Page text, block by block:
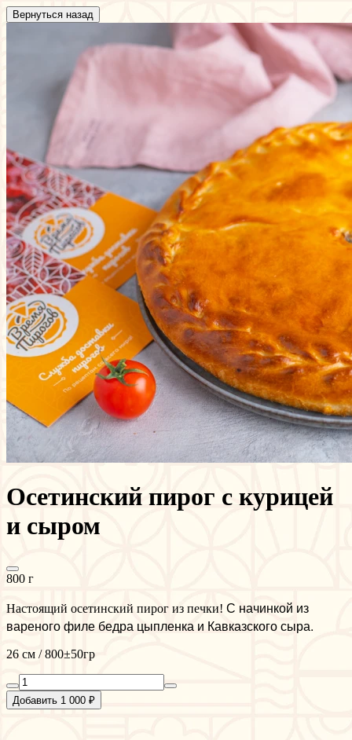
Вернуться назад
Осетинский пирог с курицей
и сыром
800 г
Настоящий осетинский пирог из печки! С начинкой из
вареного филе бедра цыпленка и Кавказского сыра.
26 см / 800±50гр
Добавить 1 000 ₽